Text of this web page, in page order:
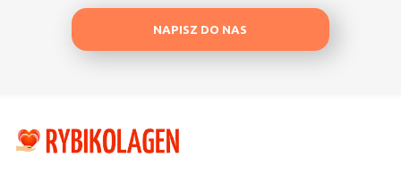
NAPISZ DO NAS